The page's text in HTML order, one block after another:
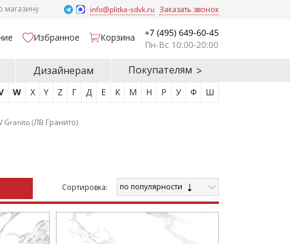
магазину info@plitka-sdvk.ru Заказать звонок
Избранное Корзина
+7 (495) 649-60-45
Пн-Вс 10:00-20:00
Дизайнерам Покупателям
W X Y Z Г Д Е К М Н Р У Ф Ш
Granito (ЛВ Гранито)
Cортировка: по популярности